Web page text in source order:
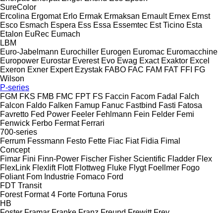
SureColor
Ercolina Ergomat Erlo Ermak Ermaksan Ernault Ernex Ernst
Esco Esmach Espera Ess Essa Essemtec Est Ticino Esta
Etalon EuRec Eumach
LBM
Euro-Jabelmann Eurochiller Eurogen Euromac Euromacchine
Europower Eurostar Everest Evo Ewag Exact Exaktor Excel
Exeron Exner Expert Ezystak FABO FAC FAM FAT FFI FG
Wilson
P-series
FGM FKS FMB FMC FPT FS Faccin Facom Fadal
Falch
Falcon Faldo Falken Famup Fanuc Fastbind Fasti Fatosa
Favretto Fed Power Feeler Fehlmann Fein Felder Femi
Fenwick Ferbo Fermat Ferrari
700-series
Ferrum Fessmann Festo Fette Fiac Fiat Fidia Fimal
Concept
Fimar Fini Finn-Power Fischer Fisher Scientific Fladder Flex
FlexLink Flexlift Flott Flottweg Fluke Flygt Foellmer Fogo
Foliant Fom Industrie Fomaco Ford
FDT Transit
Forest Format 4 Forte Fortuna Forus
HB